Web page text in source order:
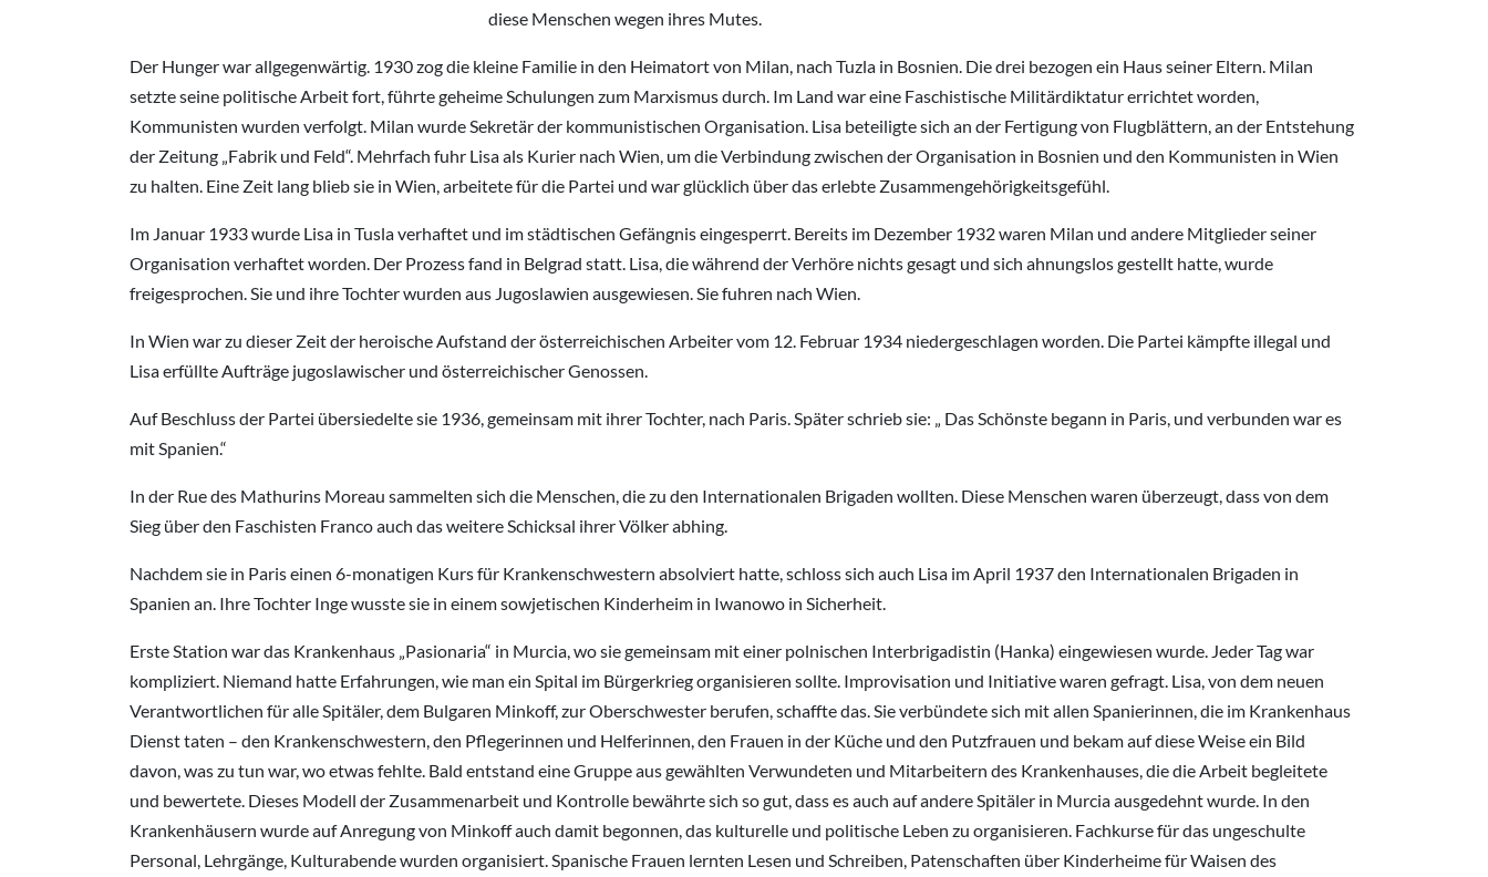
diese Menschen wegen ihres Mutes.
Der Hunger war allgegenwärtig. 1930 zog die kleine Familie in den Heimatort von Milan, nach Tuzla in Bosnien. Die drei bezogen ein Haus seiner Eltern. Milan
setzte seine politische Arbeit fort, führte geheime Schulungen zum Marxismus durch. Im Land war eine Faschistische Militärdiktatur errichtet worden,
Kommunisten wurden verfolgt. Milan wurde Sekretär der kommunistischen Organisation. Lisa beteiligte sich an der Fertigung von Flugblättern, an der Entstehung
der Zeitung „Fabrik und Feld“. Mehrfach fuhr Lisa als Kurier nach Wien, um die Verbindung zwischen der Organisation in Bosnien und den Kommunisten in Wien
zu halten. Eine Zeit lang blieb sie in Wien, arbeitete für die Partei und war glücklich über das erlebte Zusammengehörigkeitsgefühl.
Im Januar 1933 wurde Lisa in Tusla verhaftet und im städtischen Gefängnis eingesperrt. Bereits im Dezember 1932 waren Milan und andere Mitglieder seiner
Organisation verhaftet worden. Der Prozess fand in Belgrad statt. Lisa, die während der Verhöre nichts gesagt und sich ahnungslos gestellt hatte, wurde
freigesprochen. Sie und ihre Tochter wurden aus Jugoslawien ausgewiesen. Sie fuhren nach Wien.
In Wien war zu dieser Zeit der heroische Aufstand der österreichischen Arbeiter vom 12. Februar 1934 niedergeschlagen worden. Die Partei kämpfte illegal und
Lisa erfüllte Aufträge jugoslawischer und österreichischer Genossen.
Auf Beschluss der Partei übersiedelte sie 1936, gemeinsam mit ihrer Tochter, nach Paris. Später schrieb sie: „ Das Schönste begann in Paris, und verbunden war es
mit Spanien.“
In der Rue des Mathurins Moreau sammelten sich die Menschen, die zu den Internationalen Brigaden wollten. Diese Menschen waren überzeugt, dass von dem
Sieg über den Faschisten Franco auch das weitere Schicksal ihrer Völker abhing.
Nachdem sie in Paris einen 6-monatigen Kurs für Krankenschwestern absolviert hatte, schloss sich auch Lisa im April 1937 den Internationalen Brigaden in
Spanien an. Ihre Tochter Inge wusste sie in einem sowjetischen Kinderheim in Iwanowo in Sicherheit.
Erste Station war das Krankenhaus „Pasionaria“ in Murcia, wo sie gemeinsam mit einer polnischen Interbrigadistin (Hanka) eingewiesen wurde. Jeder Tag war
kompliziert. Niemand hatte Erfahrungen, wie man ein Spital im Bürgerkrieg organisieren sollte. Improvisation und Initiative waren gefragt. Lisa, von dem neuen
Verantwortlichen für alle Spitäler, dem Bulgaren Minkoff, zur Oberschwester berufen, schaffte das. Sie verbündete sich mit allen Spanierinnen, die im Krankenhaus
Dienst taten – den Krankenschwestern, den Pflegerinnen und Helferinnen, den Frauen in der Küche und den Putzfrauen und bekam auf diese Weise ein Bild
davon, was zu tun war, wo etwas fehlte. Bald entstand eine Gruppe aus gewählten Verwundeten und Mitarbeitern des Krankenhauses, die die Arbeit begleitete
und bewertete. Dieses Modell der Zusammenarbeit und Kontrolle bewährte sich so gut, dass es auch auf andere Spitäler in Murcia ausgedehnt wurde. In den
Krankenhäusern wurde auf Anregung von Minkoff auch damit begonnen, das kulturelle und politische Leben zu organisieren. Fachkurse für das ungeschulte
Personal, Lehrgänge, Kulturabende wurden organisiert. Spanische Frauen lernten Lesen und Schreiben, Patenschaften über Kinderheime für Waisen des